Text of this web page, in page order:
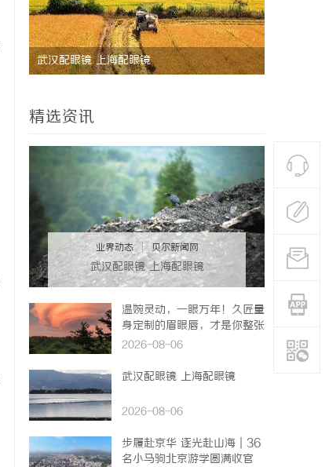
武汉配眼镜 上海配眼镜
精选资讯
业界动态 | 贝尔新闻网
武汉配眼镜 上海配眼镜
温婉灵动，一眼万年！久匠量
身定制的眉眼唇，才是你整张
脸的点睛之笔！淡颜系女生的
2026-08-06
武汉配眼镜 上海配眼镜
2026-08-06
步履赴京华 逐光赴山海｜36
名小马驹北京游学圆满收官